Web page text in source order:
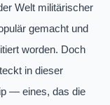
Welt militärischer
gemacht und
worden. Doch
in dieser
— eines, das die